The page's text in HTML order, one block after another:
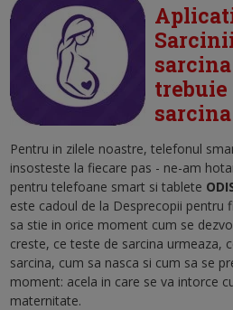
trebuie
sarcina
Pentru in zilele noastre, telefonul
insosteste la fiecare pas - ne-am
pentru telefoane smart si tablete
este cadoul de la Desprecopii pentru
sa stie in orice moment cum se
creste, ce teste de sarcina urmeaza,
sarcina, cum sa nasca si cum sa se
moment: acela in care se va intorce
maternitate.